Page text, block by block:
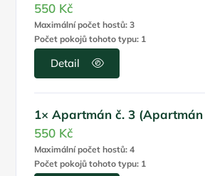
550 Kč
Maximální počet hostů: 3
Počet pokojů tohoto typu: 1
Detail
1× Apartmán č. 3 (Apartmán
550 Kč
Maximální počet hostů: 4
Počet pokojů tohoto typu: 1